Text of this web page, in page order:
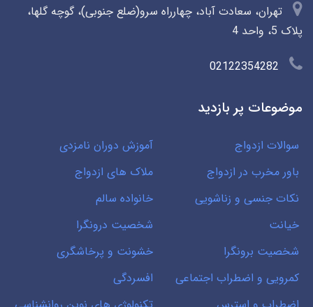
تهران، سعادت آباد، چهارراه سرو(ضلع جنوبی)، گوچه گلها،
پلاک 5، واحد 4
02122354282
موضوعات پر بازدید
سوالات ازدواج
آموزش دوران نامزدی
باور مخرب در ازدواج
ملاک های ازدواج
نکات جنسی و زناشویی
خانواده سالم
خیانت
شخصیت درونگرا
شخصیت برونگرا
خشونت و پرخاشگری
کمرویی و اضطراب اجتماعی
افسردگی